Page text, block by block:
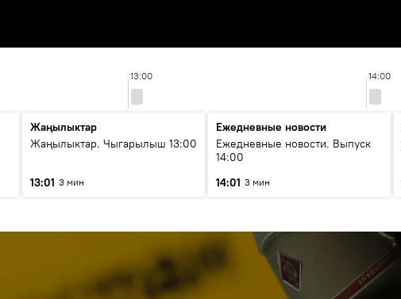
13:00 14:00
Жаңылыктар
Жаңылыктар. Чыгарылыш 13:00
13:01 3 мин
Ежедневные новости
Ежедневные новости. Выпуск
14:00
14:01 3 мин